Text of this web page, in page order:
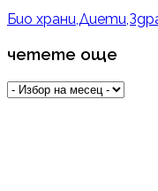
Био
четете още
четете